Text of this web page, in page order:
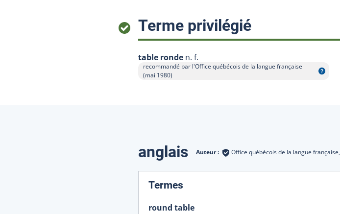
Terme privilégié:
table ronde n. f.
recommandé par l'Office québécois de la langue française
(mai 1980)
Afficher l'infobulle
Traductions
anglais Auteur : Office québécois de la langue française,
Termes
round table